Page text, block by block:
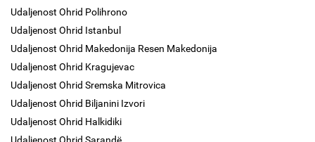
Udaljenost Ohrid Polihrono
Udaljenost Ohrid Istanbul
Udaljenost Ohrid Makedonija Resen Makedonija
Udaljenost Ohrid Kragujevac
Udaljenost Ohrid Sremska Mitrovica
Udaljenost Ohrid Biljanini Izvori
Udaljenost Ohrid Halkidiki